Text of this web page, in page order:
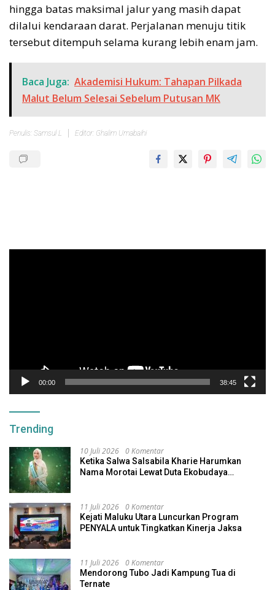
hingga batas maksimal jalur yang masih dapat
dilalui kendaraan darat. Perjalanan menuju titik
tersebut ditempuh selama kurang lebih enam jam.
Baca Juga: Akademisi Hukum: Tahapan Pilkada
Malut Belum Selesai Sebelum Putusan MK
Penulis: Samsul L Editor: Ghalim Umabaihi
00:00 38:45
Trending
10 Juli 2026 0 Komentar
Ketika Salwa Salsabila Kharie Harumkan
Nama Morotai Lewat Duta Ekobudaya
11 Juli 2026 0 Komentar
Kejati Maluku Utara Luncurkan Program
PENYALA untuk Tingkatkan Kinerja Jaksa
11 Juli 2026 0 Komentar
Mendorong Tubo Jadi Kampung Tua di
Ternate